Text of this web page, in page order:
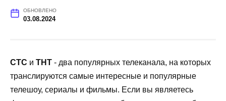
ОБНОВЛЕНО
03.08.2024
СТС и ТНТ - два популярных телеканала, на которых
транслируются самые интересные и популярные
телешоу, сериалы и фильмы. Если вы являетесь